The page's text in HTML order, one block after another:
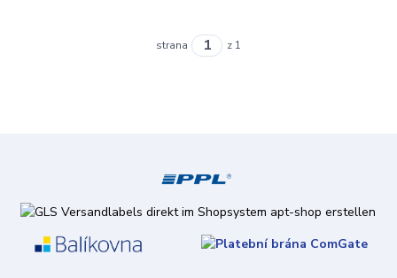
strana z 1